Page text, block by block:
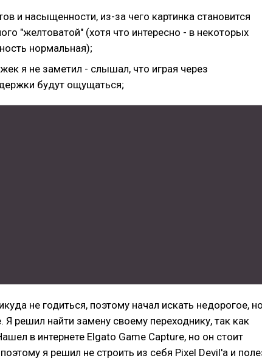
и насыщенности, из-за чего картинка становится
"желтоватой" (хотя что интересно - в некоторых
нормальная);
я не заметил - слышал, что играя через
будут ощущаться;
не годиться, поэтому начал искать недорогое,
решил найти замену своему переходнику, так как
в интернете Elgato Game Capture, но он стоит
я решил не строить из себя Pixel Devil'а и